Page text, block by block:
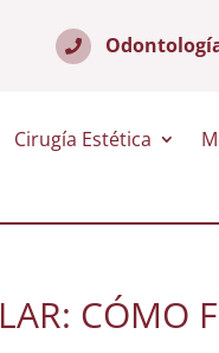
Cirugía Estética
CÓMO